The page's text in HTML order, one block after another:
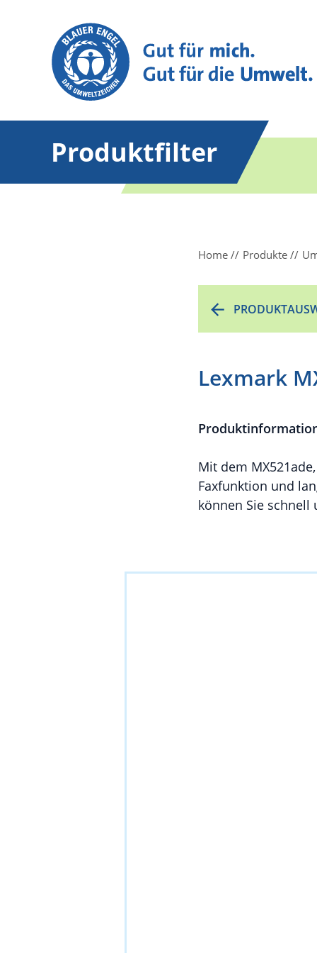
Produktfilter
Home Produkte
Lexmark
Mit dem
Faxfunktion und
können Sie